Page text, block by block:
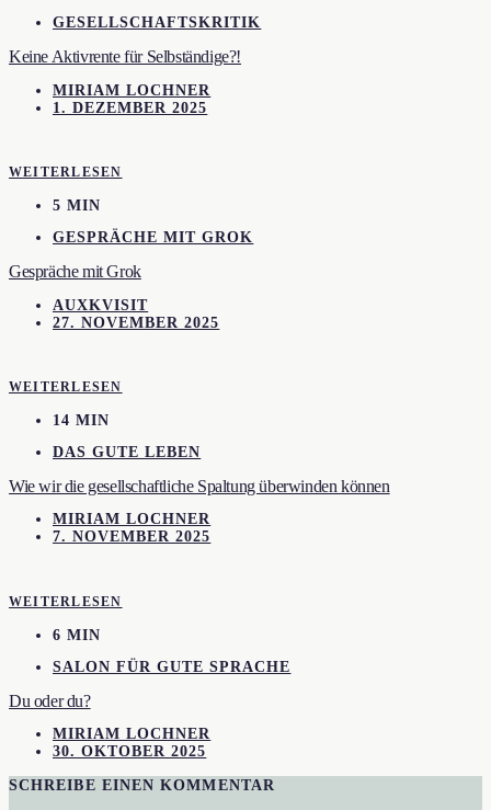
GESELLSCHAFTSKRITIK
Keine Aktivrente für Selbständige?!
MIRIAM LOCHNER
1. DEZEMBER 2025
WEITERLESEN
5 MIN
GESPRÄCHE MIT GROK
Gespräche mit Grok
AUXKVISIT
27. NOVEMBER 2025
WEITERLESEN
14 MIN
DAS GUTE LEBEN
Wie wir die gesellschaftliche Spaltung überwinden können
MIRIAM LOCHNER
7. NOVEMBER 2025
WEITERLESEN
6 MIN
SALON FÜR GUTE SPRACHE
Du oder du?
MIRIAM LOCHNER
30. OKTOBER 2025
SCHREIBE EINEN KOMMENTAR